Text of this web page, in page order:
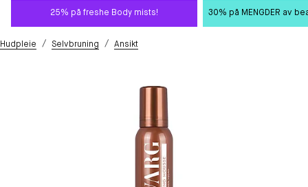
25% på freshe Body mists! 30% på MENGDER av
Hudpleie / Selvbruning / Ansikt